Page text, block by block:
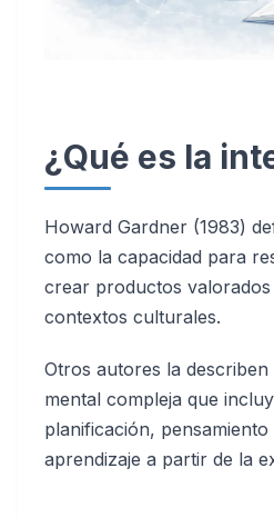
¿Qué es la
Howard Gardner (1983)
como la capacidad para
crear productos
contextos culturales.
Otros autores la
mental compleja que
planificación,
aprendizaje a partir de la